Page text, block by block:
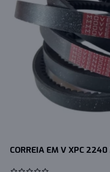
CORREIA EM V XPC